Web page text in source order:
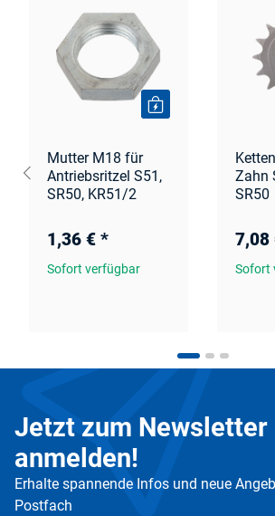
Mutter M18 für
Antriebsritzel S51,
SR50, KR51/2
1,36 € *
Sofort verfügbar
Zahn
SR50
7,08
Sofort
Jetzt zum Newsletter
anmelden!
Erhalte spannende Infos und neue
Postfach